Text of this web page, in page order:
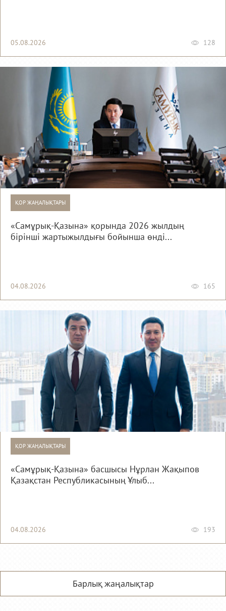
05.08.2026 128
ҚОР ЖАҢАЛЫҚТАРЫ
«Самұрық-Қазына» қорында 2026 жылдың
бірінші жартыжылдығы бойынша өнді...
04.08.2026 165
ҚОР ЖАҢАЛЫҚТАРЫ
«Самұрық-Қазына» басшысы Нұрлан Жақыпов
Қазақстан Республикасының Ұлыб...
04.08.2026 193
Барлық жаңалықтар